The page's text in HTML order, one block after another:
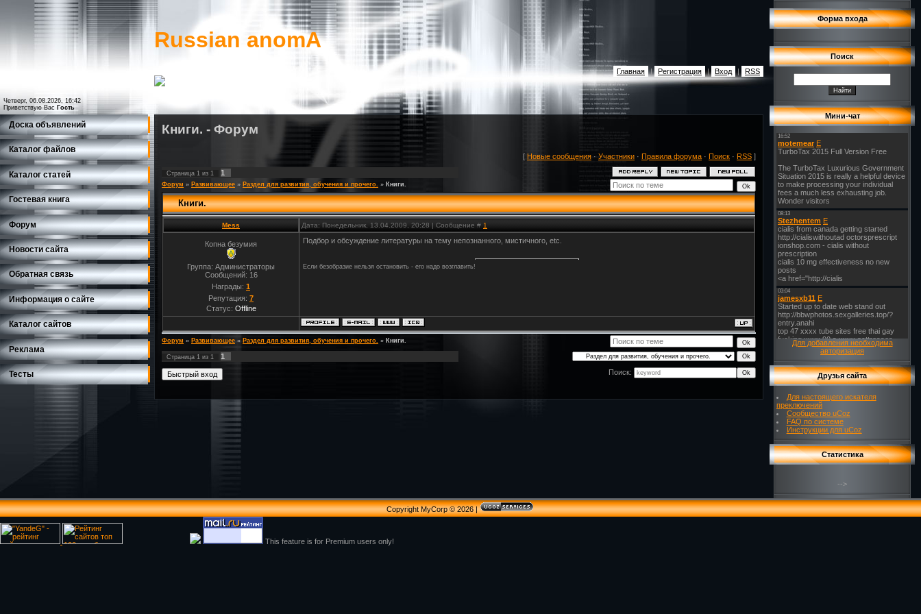
Четверг, 06.08.2026, 16:42
Приветствую Вас Гость
Russian anomA
Главная | Регистрация | Вход | RSS
Доска объявлений
Каталог файлов
Каталог статей
Гостевая книга
Форум
Новости сайта
Обратная связь
Информация о сайте
Каталог сайтов
Реклама
Тесты
Книги. - Форум
[ Новые сообщения · Участники · Правила форума · Поиск · RSS ]
Страница 1 из 1 1
Форум » Развивающее » Раздел для развития, обучения и прочего. » Книги.
Книги.
Mess Дата: Понедельник, 13.04.2009, 20:28 | Сообщение # 1
Копна безумия
Группа: Администраторы
Сообщений: 16
Награды: 1
Репутация: 7
Статус: Offline
Подбор и обсуждение литературы на тему непознанного, мистичного, etc.
Если безобразие нельзя остановить - его надо возглавить!
Форум » Развивающее » Раздел для развития, обучения и прочего. » Книги.
Страница 1 из 1
1
Поиск:
Форма входа
Поиск
Мини-чат
Для добавления необходима
авторизация
Друзья сайта
Для настоящего искателя
преключений
Сообщество uCoz
FAQ по системе
Инструкции для uCoz
Статистика
-->
Copyright MyCorp © 2026|
This feature is for Premium users only!